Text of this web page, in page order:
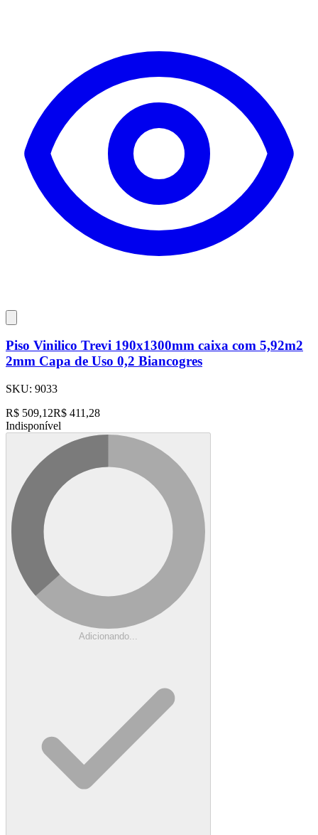
Piso Vinilico Trevi 190x1300mm caixa com 5,92m2
2mm Capa de Uso 0,2 Biancogres
SKU: 9033
R$ 509,12R$ 411,28
Indisponível
Adicionando...